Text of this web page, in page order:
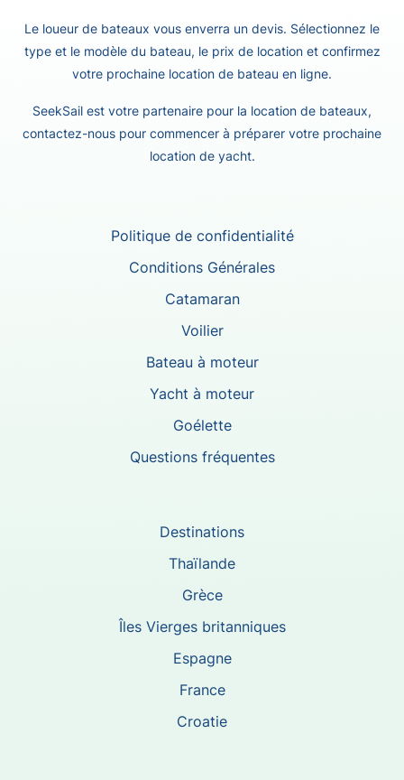
Le loueur de bateaux vous enverra un devis. Sélectionnez le
type et le modèle du bateau, le prix de location et confirmez
votre prochaine location de bateau en ligne.
SeekSail est votre partenaire pour la location de bateaux,
contactez-nous pour commencer à préparer votre prochaine
location de yacht.
Politique de confidentialité
Conditions Générales
Catamaran
Voilier
Bateau à moteur
Yacht à moteur
Goélette
Questions fréquentes
Destinations
Thaïlande
Grèce
Îles Vierges britanniques
Espagne
France
Croatie